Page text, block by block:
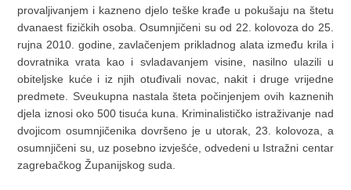
provaljivanjem i kazneno djelo teške krađe u pokušaju na štetu
dvanaest fizičkih osoba. Osumnjičeni su od 22. kolovoza do 25.
rujna 2010. godine, zavlačenjem prikladnog alata između krila i
dovratnika vrata kao i svladavanjem visine, nasilno ulazili u
obiteljske kuće i iz njih otuđivali novac, nakit i druge vrijedne
predmete. Sveukupna nastala šteta počinjenjem ovih kaznenih
djela iznosi oko 500 tisuća kuna. Kriminalističko istraživanje nad
dvojicom osumnjičenika dovršeno je u utorak, 23. kolovoza, a
osumnjičeni su, uz posebno izvješće, odvedeni u Istražni centar
zagrebačkog Županijskog suda.